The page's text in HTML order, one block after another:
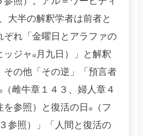
大半の解釈学者は前者と
れ「金曜日とアラファの
ッジャ*月九日）」と解釈
その他「その逆」「預言者
雌牛章１４３、婦人章４
を参照）と復活の日*（フ
参照）」「人間と復活の